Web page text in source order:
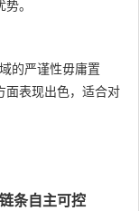
。
的严谨性毋庸置
面表现出色，适合对
条自主可控